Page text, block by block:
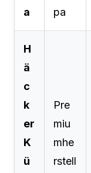
a
pa
H
ä
c
k
er
K
ü
Pre
miu
mhe
rstell